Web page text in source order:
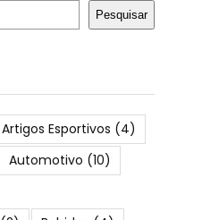
Pesquisar
Artigos Esportivos (4)
Automotivo (10)